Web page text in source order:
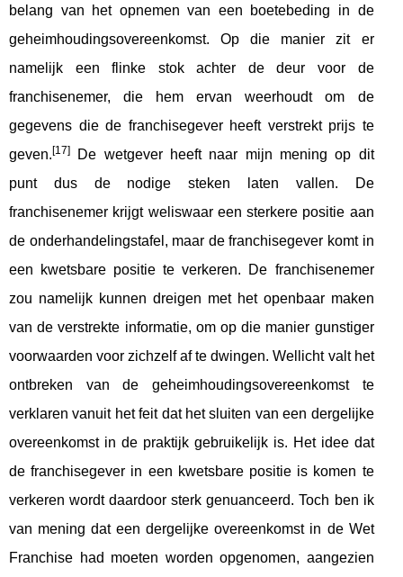
belang van het opnemen van een boetebeding in de
geheimhoudingsovereenkomst. Op die manier zit er
namelijk een flinke stok achter de deur voor de
franchisenemer, die hem ervan weerhoudt om de
gegevens die de franchisegever heeft verstrekt prijs te
geven.[17]
De wetgever heeft naar mijn mening op dit
punt dus de nodige steken laten vallen. De
franchisenemer krijgt weliswaar een sterkere positie aan
de onderhandelingstafel, maar de franchisegever komt in
een kwetsbare positie te verkeren. De franchisenemer
zou namelijk kunnen dreigen met het openbaar maken
van de verstrekte informatie, om op die manier gunstiger
voorwaarden voor zichzelf af te dwingen. Wellicht valt het
ontbreken van de geheimhoudingsovereenkomst te
verklaren vanuit het feit dat het sluiten van een dergelijke
overeenkomst in de praktijk gebruikelijk is. Het idee dat
de franchisegever in een kwetsbare positie is komen te
verkeren wordt daardoor sterk genuanceerd. Toch ben ik
van mening dat een dergelijke overeenkomst in de Wet
Franchise had moeten worden opgenomen, aangezien